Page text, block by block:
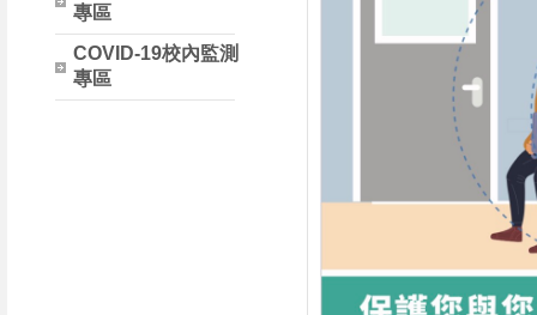
專區
COVID-19校內監測
專區